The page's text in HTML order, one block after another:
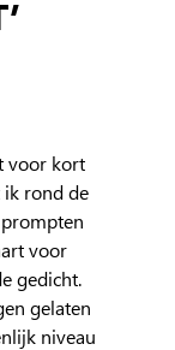
voor kort
ik rond de
voor
gedicht.
gelaten
niveau